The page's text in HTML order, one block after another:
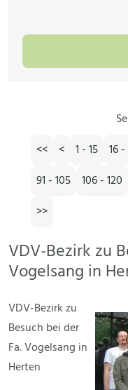
<<
< 1 - 15 16
91 - 105
106 - 120
>>
VDV-Bezirk zu
Vogelsang in
VDV-Bezirk zu
Besuch bei der
Fa. Vogelsang in
Herten